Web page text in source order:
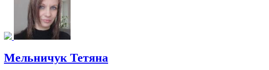
Мельничук Тетяна